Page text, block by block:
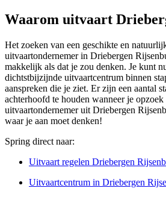
Waarom uitvaart
Het zoeken van een geschikte en
uitvaartondernemer in Driebergen
makkelijk als dat je zou denken. Je kunt
dichtstbijzijnde uitvaartcentrum binnen
aanspreken die je ziet. Er zijn een aantal
achterhoofd te houden wanneer je opzoek
uitvaartondernemer uit Driebergen
waar je aan moet denken!
Spring direct naar:
Uitvaart regelen Driebergen
Uitvaartcentrum in Driebergen